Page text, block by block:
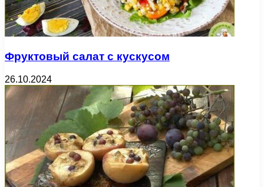
Фруктовый салат с кускусом
26.10.2024